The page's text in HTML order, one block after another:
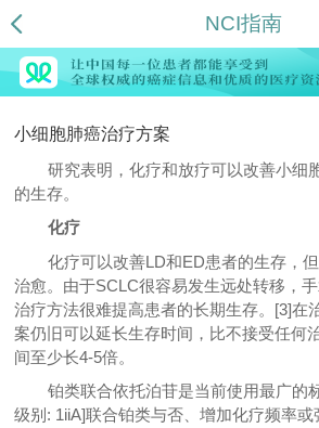
NCI指南
小细胞肺癌治疗方案
研究表明，化疗和放疗可以改善小细
的生存。
化疗
化疗可以改善LD和ED患者的生存，
治愈。由于SCLC很容易发生远处转移，
治疗方法很难提高患者的长期生存。[3]在
案仍旧可以延长生存时间，比不接受任何
间至少长4-5倍。
铂类联合依托泊苷是当前使用最广的
级别: 1iiA]联合铂类与否、增加化疗频率